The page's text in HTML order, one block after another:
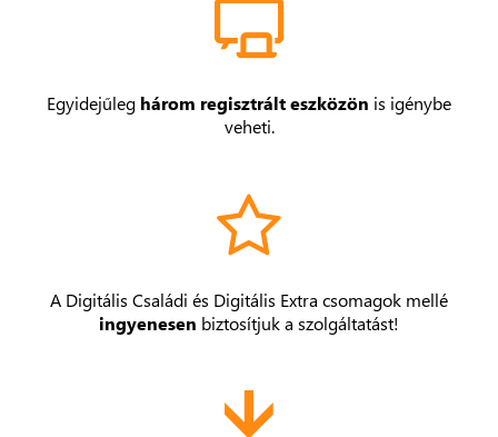
Egyidejűleg három regisztrált eszközön is igénybe
veheti.
A Digitális Családi és Digitális Extra csomagok mellé
ingyenesen biztosítjuk a szolgáltatást!